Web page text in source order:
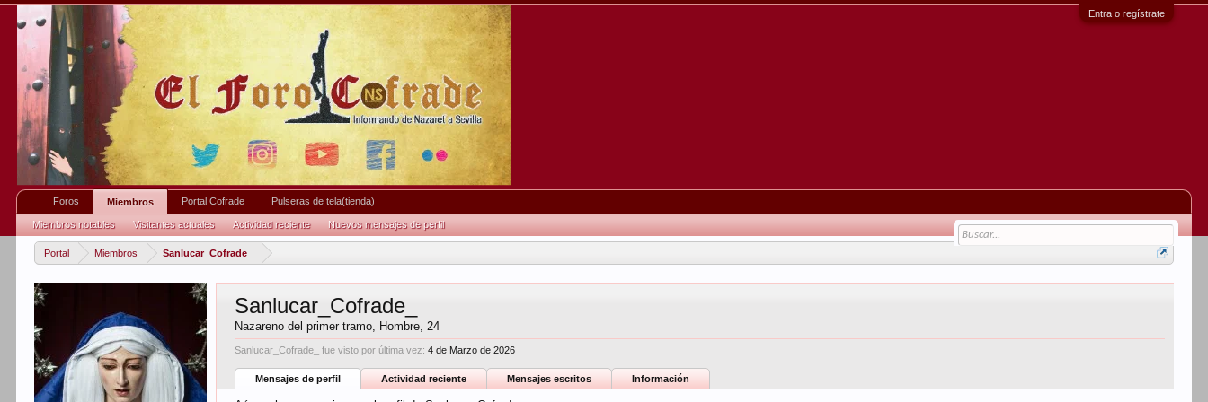
Entra o regístrate
Portal Miembros Sanlucar_Cofrade_
Sanlucar_Cofrade_
Nazareno del primer tramo, Hombre, 24
Sanlucar_Cofrade_ fue visto por última vez: 4 de Marzo de 2026
Mensajes de perfil Actividad reciente Mensajes escritos Información
Foros Miembros
Miembros notables Visitantes actuales Actividad reciente Nuevos mensajes de perfil
Portal Cofrade Pulseras de tela(tienda)